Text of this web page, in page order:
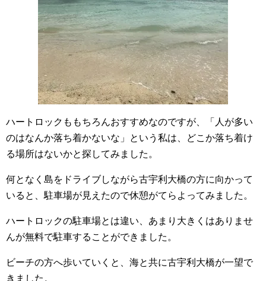
ハートロックももちろんおすすめなのですが、「人が多い
のはなんか落ち着かないな」という私は、どこか落ち着け
る場所はないかと探してみました。
何となく島をドライブしながら古宇利大橋の方に向かって
いると、駐車場が見えたので休憩がてらよってみました。
ハートロックの駐車場とは違い、あまり大きくはありませ
んが無料で駐車することができました。
ビーチの方へ歩いていくと、海と共に古宇利大橋が一望で
きました。